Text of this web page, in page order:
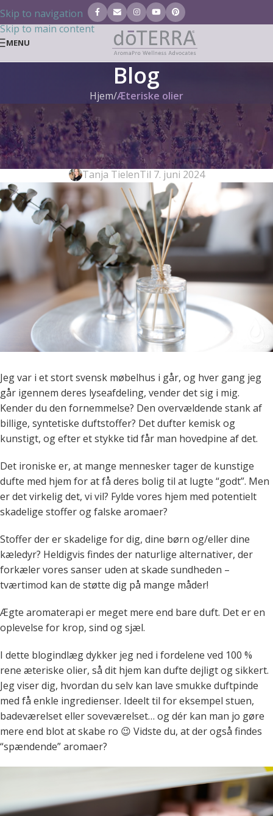
Skip to navigation
Skip to main content
MENU
Blog
Hjem/Æteriske olier
ÆTERISKE OLIER AROMATERAPI,DIY GENERELT
Trin for trin: Duftstænger og
rumsprays med doTERRA olier
Tanja TielenTil 7. juni 2024
Jeg var i et stort svensk møbelhus i går, og hver gang jeg
går igennem deres lyseafdeling, vender det sig i mig.
Kender du den fornemmelse? Den overvældende stank af
billige, syntetiske duftstoffer? Det dufter kemisk og
kunstigt, og efter et stykke tid får man hovedpine af det.
Det ironiske er, at mange mennesker tager de kunstige
dufte med hjem for at få deres bolig til at lugte “godt”. Men
er det virkelig det, vi vil? Fylde vores hjem med potentielt
skadelige stoffer og falske aromaer?
Stoffer der er skadelige for dig, dine børn og/eller dine
kæledyr? Heldigvis findes der naturlige alternativer, der
forkæler vores sanser uden at skade sundheden –
tværtimod kan de støtte dig på mange måder!
Ægte aromaterapi er meget mere end bare duft. Det er en
oplevelse for krop, sind og sjæl.
I dette blogindlæg dykker jeg ned i fordelene ved 100 %
rene æteriske olier, så dit hjem kan dufte dejligt og sikkert.
Jeg viser dig, hvordan du selv kan lave smukke duftpinde
med få enkle ingredienser. Ideelt til for eksempel stuen,
badeværelset eller soveværelset… og dér kan man jo gøre
mere end blot at skabe ro 😉 Vidste du, at der også findes
“spændende” aromaer?